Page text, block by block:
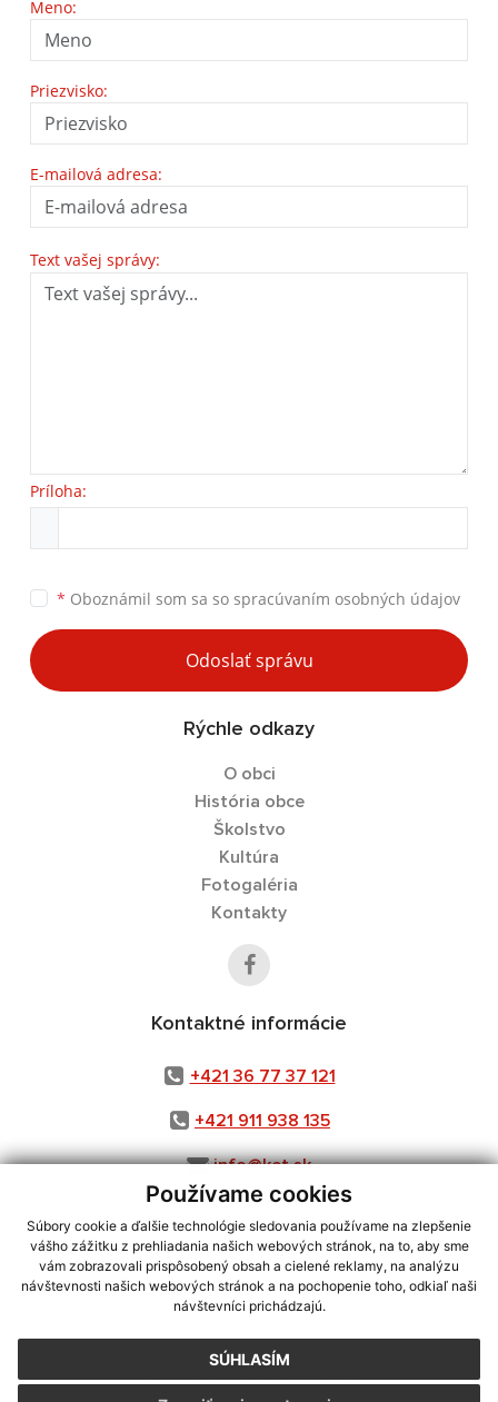
Používame cookies
Súbory cookie a ďalšie technológie sledovania používame na zlepšenie
vášho zážitku z prehliadania našich webových stránok, na to, aby sme
vám zobrazovali prispôsobený obsah a cielené reklamy, na analýzu
návštevnosti našich webových stránok a na pochopenie toho, odkiaľ naši
návštevníci prichádzajú.
SÚHLASÍM
Meno:
Priezvisko:
E-mailová adresa:
Text vašej správy:
Príloha:
* Oboznámil som sa so spracúvaním osobných údajov
Odoslať správu
Rýchle odkazy
O obci
História obce
Školstvo
Kultúra
Fotogaléria
Kontakty
Kontaktné informácie
+421 36 77 37 121
+421 911 938 135
info@ket.sk
využite možnosť získavania aktuálnych informácií s využitím RSS
CMS systém (redakčný) systém ECHELON 2,Mapa stránok,web portál
webex.digital, s.r.o.,domény,registrácia domény
Posledná aktualizácia:06.08.2026